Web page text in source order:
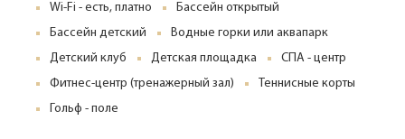
Wi-Fi - есть, платно
Бассейн открытый
Бассейн детский
Водные горки или аквапарк
Детский клуб
Детская площадка
СПА - центр
Фитнес-центр (тренажерный зал)
Теннисные корты
Гольф - поле